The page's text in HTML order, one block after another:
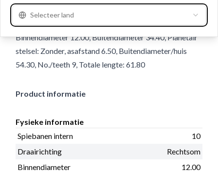
Details en beschrijving
Spiebanen intern 10, Draairichting Rechtsom,
Binnendiameter 12.00, Buitendiameter 34.40, Planetair
stelsel: Zonder, asafstand 6.50, Buitendiameter/huis
54.30, No./teeth 9, Totale lengte: 61.80
Product informatie
Fysieke informatie
Spiebanen intern
10
Draairichting
Rechtsom
Binnendiameter
12.00
Selecteer land